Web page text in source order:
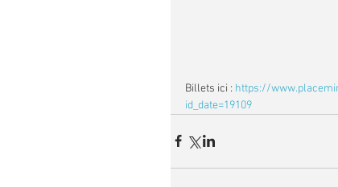
Billets ici : https://
id_date=19109